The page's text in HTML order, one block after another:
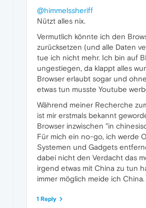
@himmelssheriff
Nützt alles nix.
Vermutlich könnte ich den
zurücksetzen (und alle Daten
tue ich nicht mehr. Ich bin auf
ungestiegen, da klappt alles
Browser erlaubt sogar und
etwas tun musste Youtube
Während meiner Recherche
ist mir erstmals bekannt
Browser inzwischen "in
Für mich ein no-go, ich werde
Systemen und Gadgets
dabei nicht den Verdacht das
irgend etwas mit China zu tun
immer möglich meide ich China.
1 Reply